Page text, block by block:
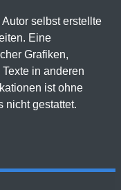
selbst erstellte
Eine
Grafiken,
in anderen
ist ohne
nicht gestattet.